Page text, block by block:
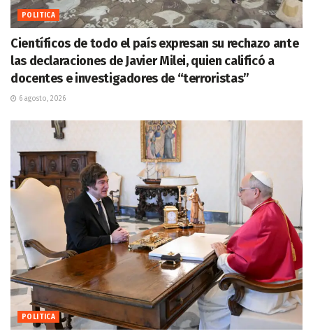
POLITICA
Científicos de todo el país expresan su rechazo ante
las declaraciones de Javier Milei, quien calificó a
docentes e investigadores de “terroristas”
6 agosto, 2026
POLITICA